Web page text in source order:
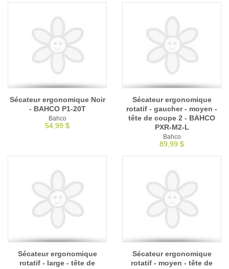
Sécateur ergonomique Noir
- BAHCO P1-20T
Bahco
54,99 $
Sécateur ergonomique
rotatif - gaucher - moyen -
tête de coupe 2 - BAHCO
PXR-M2-L
Bahco
89,99 $
Sécateur ergonomique
rotatif - large - tête de
Sécateur ergonomique
rotatif - moyen - tête de